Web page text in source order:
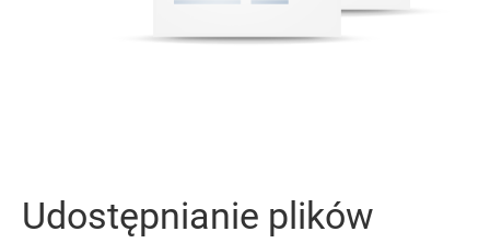
Udostępnianie plików